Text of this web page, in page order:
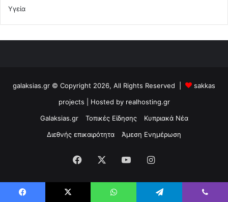
Υγεία
galaksias.gr © Copyright 2026, All Rights Reserved |
sakkas
projects | Hosted by realhosting.gr
Galaksias.gr
Τοπικές Είδησης
Κυπριακά Νέα
Διεθνής επικαιρότητα
Άμεση Ενημέρωση
Facebook YouTubeInstagram